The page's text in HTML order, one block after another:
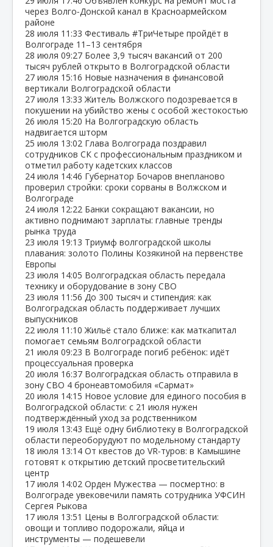
через Волго‑Донской канал в Красноармейском
районе
28 июля 11:33 Фестиваль #ТриЧетыре пройдёт в
Волгограде 11–13 сентября
28 июля 09:27 Более 3,9 тысяч вакансий от 200
тысяч рублей открыто в Волгоградской области
27 июля 15:16 Новые назначения в финансовой
вертикали Волгоградской области
27 июля 13:33 Житель Волжского подозревается в
покушении на убийство жены с особой жестокостью
26 июля 15:20 На Волгоградскую область
надвигается шторм
25 июля 13:02 Глава Волгограда поздравил
сотрудников СК с профессиональным праздником и
отметил работу кадетских классов
24 июля 14:46 Губернатор Бочаров внепланово
проверил стройки: сроки сорваны в Волжском и
Волгограде
24 июля 12:22 Банки сокращают вакансии, но
активно поднимают зарплаты: главные тренды
рынка труда
23 июля 19:13 Триумф волгоградской школы
плавания: золото Полины Козякиной на первенстве
Европы
23 июля 14:05 Волгоградская область передала
технику и оборудование в зону СВО
23 июля 11:56 До 300 тысяч и стипендия: как
Волгоградская область поддерживает лучших
выпускников
22 июля 11:10 Жильё стало ближе: как маткапитал
помогает семьям Волгоградской области
21 июля 09:23 В Волгограде погиб ребёнок: идёт
процессуальная проверка
20 июля 16:37 Волгоградская область отправила в
зону СВО 4 бронеавтомобиля «Сармат»
20 июля 14:15 Новое условие для единого пособия в
Волгоградской области: с 21 июля нужен
подтверждённый уход за родственником
19 июля 13:43 Ещё одну библиотеку в Волгоградской
области переоборудуют по модельному стандарту
18 июля 13:14 От квестов до VR‑туров: в Камышине
готовят к открытию детский просветительский
центр
17 июля 14:02 Орден Мужества — посмертно: в
Волгограде увековечили память сотрудника УФСИН
Сергея Рыкова
17 июля 13:51 Цены в Волгоградской области:
овощи и топливо подорожали, яйца и
инструменты — подешевели